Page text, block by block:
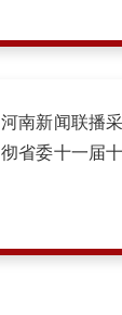
河南新闻联播
彻省委十一届